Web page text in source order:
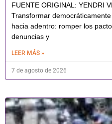
FUENTE ORIGINAL: YENDRI
Transformar
hacia adentro: romper los
denuncias y
LEER MÁS »
7 de agosto de 2026